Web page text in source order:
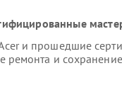
и прошедшие
ремонта и